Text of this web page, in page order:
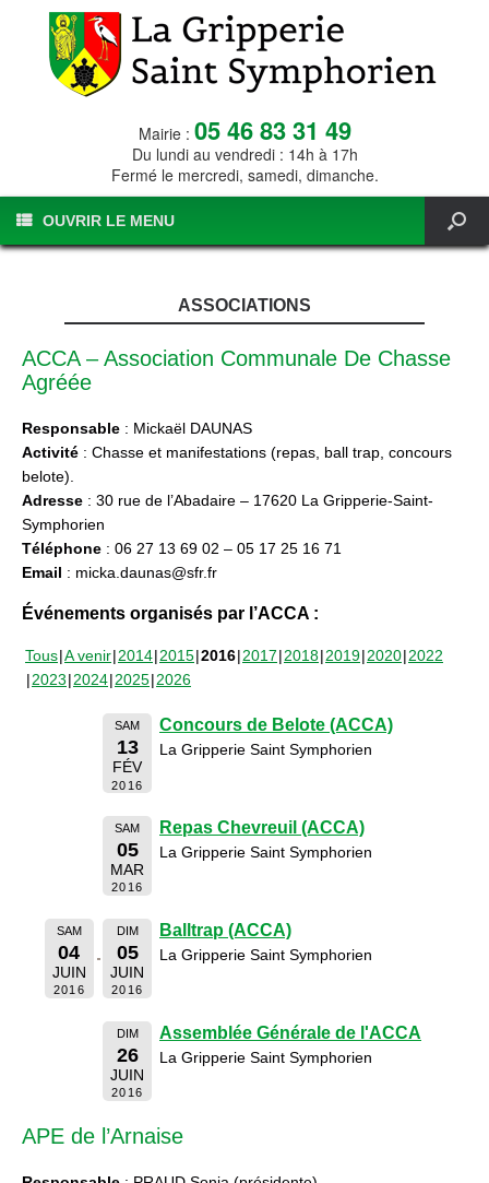
Mairie : 05 46 83 31 49
Du lundi au vendredi : 14h à 17h
Fermé le mercredi, samedi, dimanche.
OUVRIR LE MENU
ASSOCIATIONS
ACCA – Association Communale De Chasse
Agréée
Responsable : Mickaël DAUNAS
Activité : Chasse et manifestations (repas, ball trap, concours
belote).
Adresse : 30 rue de l’Abadaire – 17620 La Gripperie-Saint-
Symphorien
Téléphone : 06 27 13 69 02 – 05 17 25 16 71
Email : micka.daunas@sfr.fr
Événements organisés par l’ACCA :
Tous A venir 2014 2015 2016 2017 2018 2019 2020 2022
2023 2024 2025 2026
SAM
13
FÉV
2016
Concours de Belote (ACCA)
La Gripperie Saint Symphorien
SAM
05
MAR
2016
Repas Chevreuil (ACCA)
La Gripperie Saint Symphorien
SAM
04
JUIN
2016
DIM
05
JUIN
2016
Balltrap (ACCA)
La Gripperie Saint Symphorien
DIM
26
JUIN
2016
Assemblée Générale de l'ACCA
La Gripperie Saint Symphorien
APE de l’Arnaise